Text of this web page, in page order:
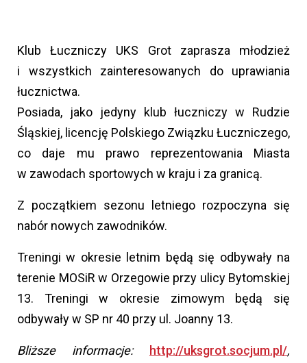
Klub Łuczniczy UKS Grot zaprasza młodzież
i wszystkich zainteresowanych do uprawiania
łucznictwa.
Posiada, jako jedyny klub łuczniczy w Rudzie
Śląskiej, licencję Polskiego Związku Łuczniczego,
co daje mu prawo reprezentowania Miasta
w zawodach sportowych w kraju i za granicą.
Z początkiem sezonu letniego rozpoczyna się
nabór nowych zawodników.
Treningi w okresie letnim będą się odbywały na
terenie MOSiR w Orzegowie przy ulicy Bytomskiej
13. Treningi w okresie zimowym będą się
odbywały w SP nr 40 przy ul. Joanny 13.
Bliższe informacje: http://uksgrot.socjum.pl/,